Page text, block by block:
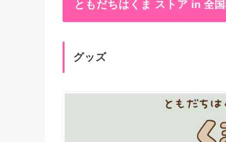
ともだちはくま ストア in 全
グッズ